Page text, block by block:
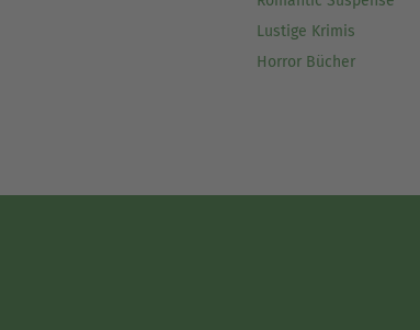
Lustige Krimis
Horror Bücher